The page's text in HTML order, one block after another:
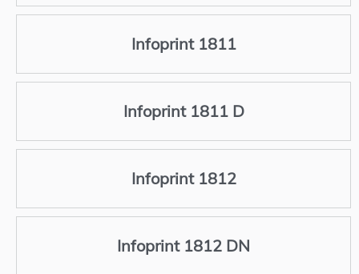
Infoprint 1811
Infoprint 1811 D
Infoprint 1812
Infoprint 1812 DN